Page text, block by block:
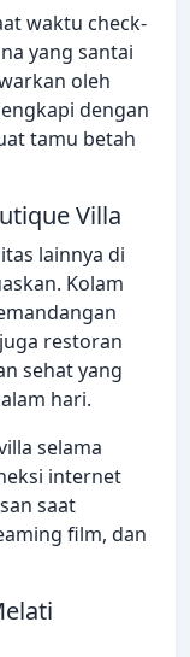
waktu check-
yang santai
oleh
dengan
tamu betah
Villa
lainnya di
Kolam
restoran
sehat yang
hari.
selama
internet
saat
film, dan